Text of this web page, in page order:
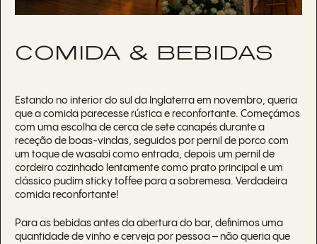
COMIDA & BEBIDAS
Estando no interior do sul da Inglaterra em novembro, queria
que a comida parecesse rústica e reconfortante. Começámos
com uma escolha de cerca de sete canapés durante a
receção de boas-vindas, seguidos por pernil de porco com
um toque de wasabi como entrada, depois um pernil de
cordeiro cozinhado lentamente como prato principal e um
clássico pudim sticky toffee para a sobremesa. Verdadeira
comida reconfortante!
Para as bebidas antes da abertura do bar, definimos uma
quantidade de vinho e cerveja por pessoa – não queria que